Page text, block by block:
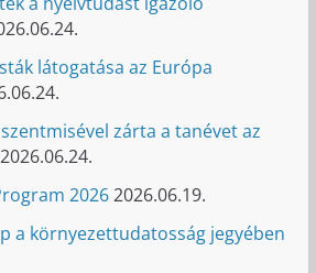
látogatása az Európa
zárta a tanévet az
2026.06.24.
20262026.06.19.
a környezettudatosság jegyében